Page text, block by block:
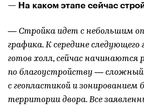
— На каком этапе сейчас
— Стройка идет с небольшим
графика. К середине следующего
готов холл, сейчас начинаются
по благоустройству —
с геопластикой и зонированием
территории двора. Все